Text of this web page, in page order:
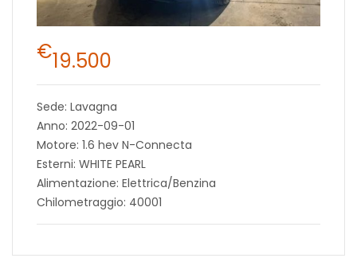
€19.500
Sede: Lavagna
Anno: 2022-09-01
Motore: 1.6 hev N-Connecta
Esterni: WHITE PEARL
Alimentazione: Elettrica/Benzina
Chilometraggio: 40001